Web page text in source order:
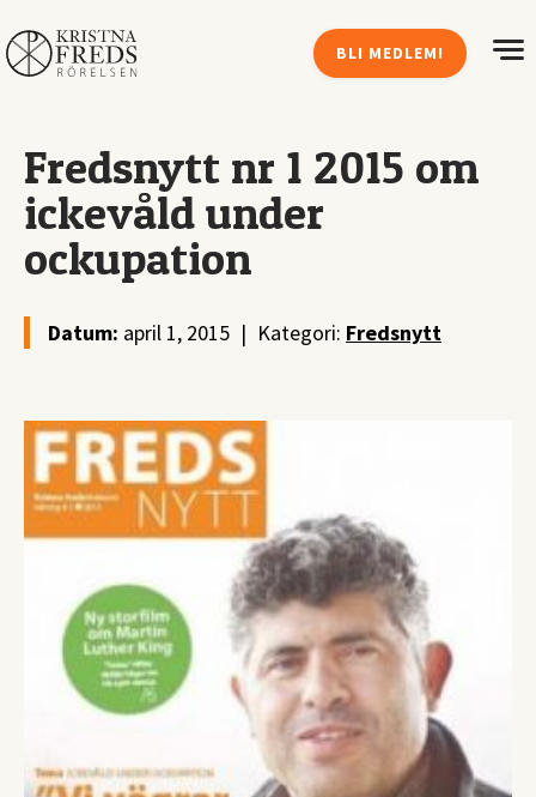
BLI MEDLEM!
Fredsnytt nr 1 2015 om
ickevåld under
ockupation
Datum: april 1, 2015 | Kategori: Fredsnytt